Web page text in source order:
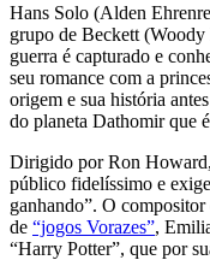
Hans Solo (Alden
grupo de Beckett
guerra é capturado e
seu romance com a
origem e sua história
do planeta Dathomir que
Dirigido por Ron
público fidelíssimo e
ganhando”. O
de “jogos Vorazes”,
“Harry Potter”, que por